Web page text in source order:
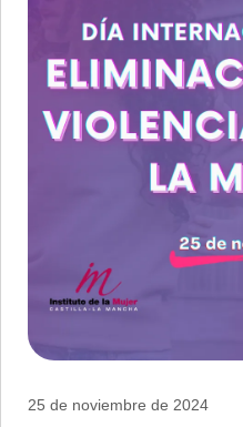
25 de noviembre de 2024